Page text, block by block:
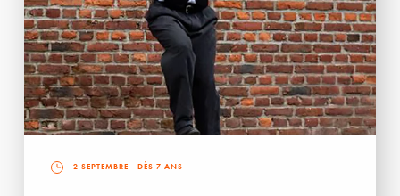
2 SEPTEMBRE - DÈS 7 ANS